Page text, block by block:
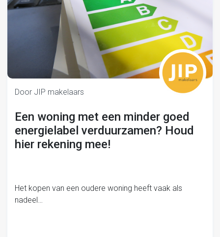
Door JIP makelaars
Een woning met een minder goed
energielabel verduurzamen? Houd
hier rekening mee!
Het kopen van een oudere woning heeft vaak als
nadeel…